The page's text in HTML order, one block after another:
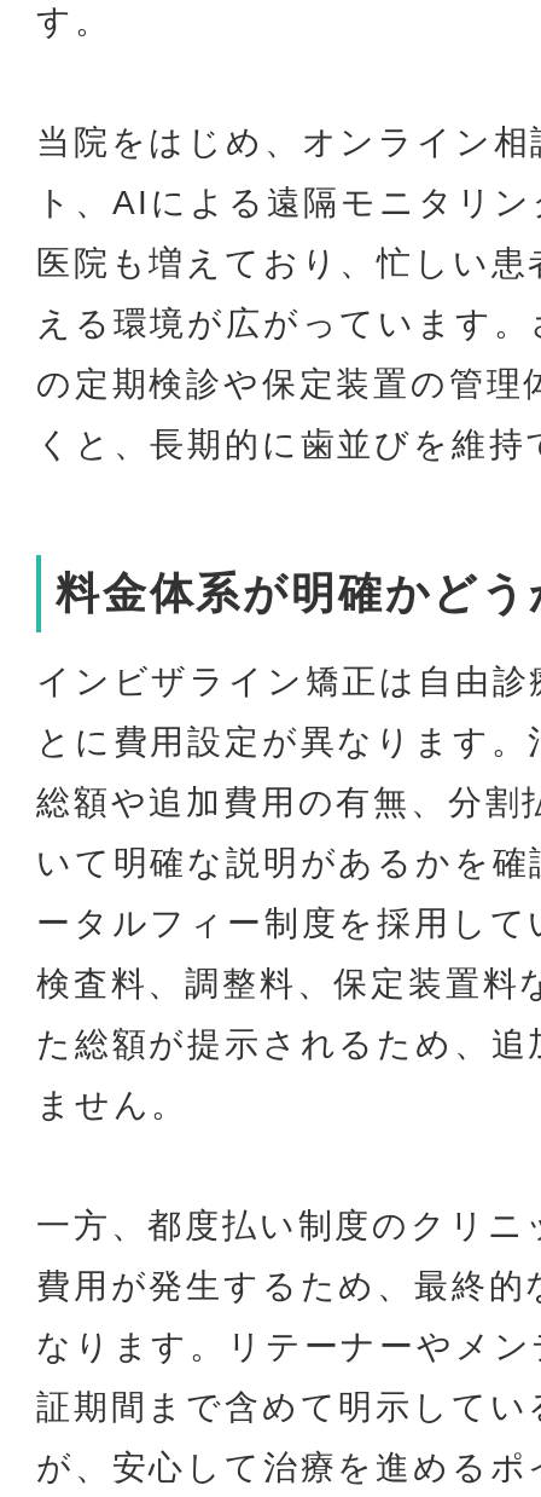
す。
当院をはじめ、オンライン
ト、AIによる遠隔モニタリ
医院も増えており、忙しい
える環境が広がっています
の定期検診や保定装置の管理
くと、長期的に歯並びを維持
料金体系が明確かどう
インビザライン矯正は自由
とに費用設定が異なります
総額や追加費用の有無、分割
いて明確な説明があるかを
ータルフィー制度を採用し
検査料、調整料、保定装置料
た総額が提示されるため、
ません。
一方、都度払い制度のクリ
費用が発生するため、最終
なります。リテーナーやメ
証期間まで含めて明示して
が、安心して治療を進める